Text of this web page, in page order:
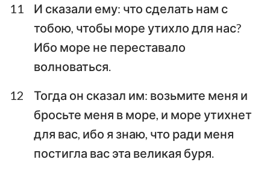
11
И сказали ему: что сделать нам с
тобою, чтобы море утихло для нас?
Ибо море не переставало
волноваться.
12
Тогда он сказал им: возьмите меня и
бросьте меня в море, и море утихнет
для вас, ибо я знаю, что ради меня
постигла вас эта великая буря.